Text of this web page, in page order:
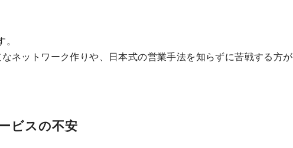
ネットワーク作りや、日本式の営業手法を知らずに苦戦する方が
ビスの不安